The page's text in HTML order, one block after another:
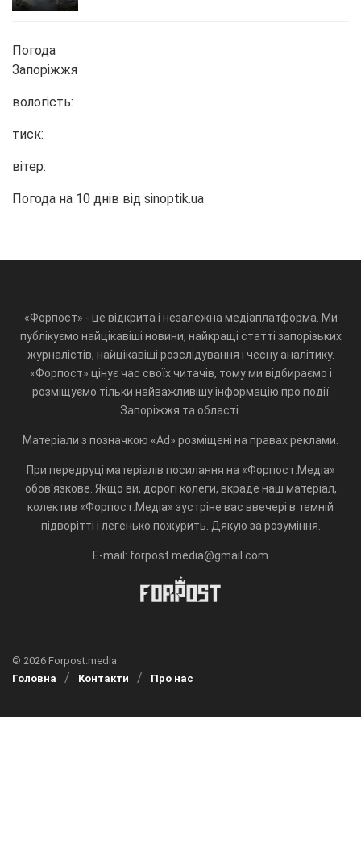
Погода
Запоріжжя
вологість:
тиск:
вітер:
Погода на 10 днів від sinoptik.ua
«Форпост» - це відкрита і незалежна медіаплатформа. Ми
публікуємо найцікавіші новини, найкращі статті запорізьких
журналістів, найцікавіші розслідування і чесну аналітику.
«Форпост» цінує час своїх читачів, тому ми відбираємо і
розміщуємо тільки найважливішу інформацію про події
Запоріжжя та області.
Матеріали з позначкою «Ad» розміщені на правах реклами.
При передруці матеріалів посилання на «Форпост.Медіа»
обов'язкове. Якщо ви, дорогі колеги, вкраде наш матеріал,
колектив «Форпост.Медіа» зустріне вас ввечері в темній
підворітті і легенько пожурить. Дякую за розуміння.
E-mail: forpost.media@gmail.com
© 2026 Forpost.media
Головна
Контакти Про нас